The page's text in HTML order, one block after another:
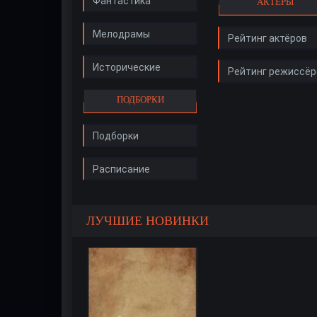
Мелодрамы
Исторические
ПОДБОРКИ
Подборки
Расписание
Рейтинг актёров
Рейтинг
ЛУЧШИЕ НОВИНКИ